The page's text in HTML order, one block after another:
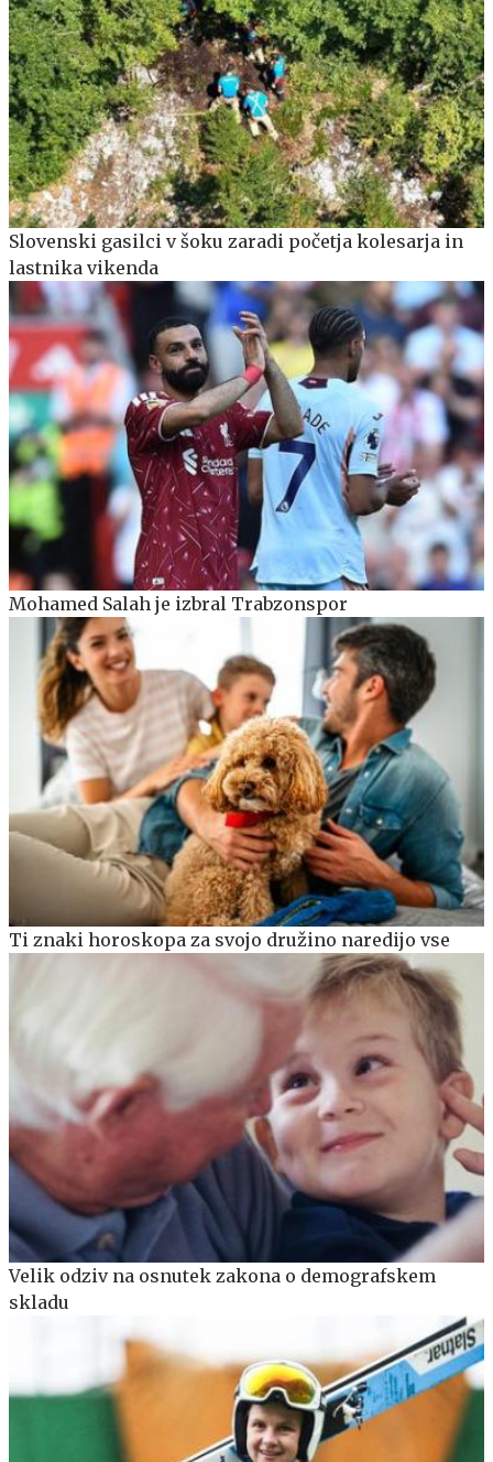
Slovenski gasilci v šoku zaradi početja kolesarja in
lastnika vikenda
Mohamed Salah je izbral Trabzonspor
Ti znaki horoskopa za svojo družino naredijo vse
Velik odziv na osnutek zakona o demografskem
skladu